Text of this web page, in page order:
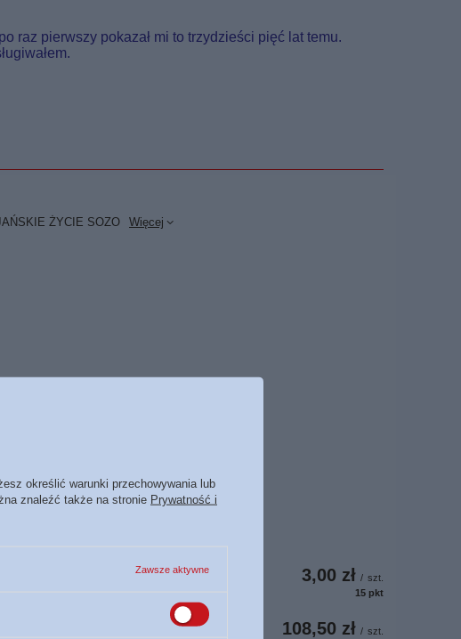
raz pierwszy pokazał mi to trzydzieści pięć lat temu.
ŻYCIE SOZO Więcej
3,00 zł / szt.
15 pkt
108,50 zł / szt.
określić warunki przechowywania lub
znaleźć także na stronie Prywatność i
Zawsze aktywne